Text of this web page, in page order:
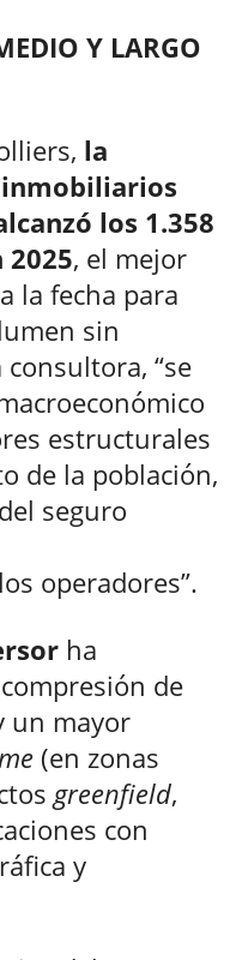
Y LARGO
la
los 1.358
, el mejor
la fecha para
sin
“se
estructurales
de la población,
seguro
operadores”.
ha
de
un mayor
(en zonas
greenfield,
con
y